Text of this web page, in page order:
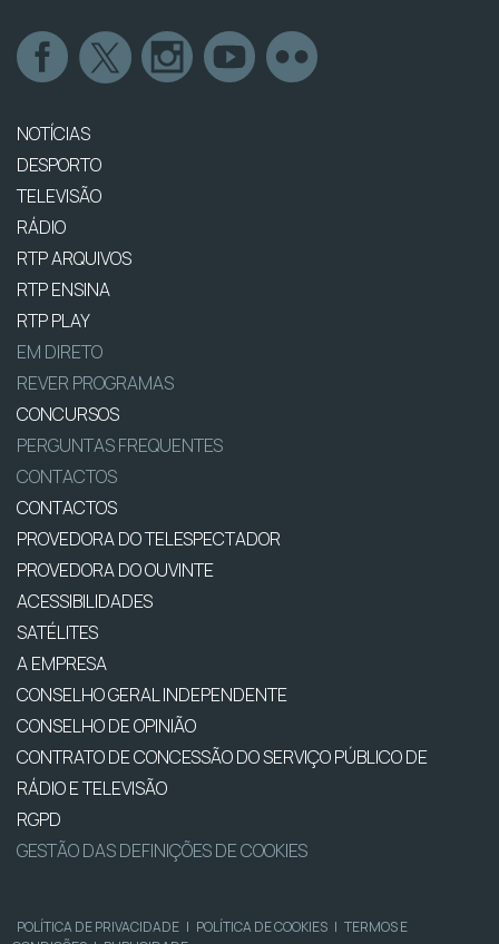
NOTÍCIAS
DESPORTO
TELEVISÃO
RÁDIO
RTP ARQUIVOS
RTP ENSINA
RTP PLAY
EM DIRETO
REVER PROGRAMAS
CONCURSOS
PERGUNTAS FREQUENTES
CONTACTOS
CONTACTOS
PROVEDORA DO TELESPECTADOR
PROVEDORA DO OUVINTE
ACESSIBILIDADES
SATÉLITES
A EMPRESA
CONSELHO GERAL INDEPENDENTE
CONSELHO DE OPINIÃO
CONTRATO DE CONCESSÃO DO SERVIÇO PÚBLICO DE
RÁDIO E TELEVISÃO
RGPD
GESTÃO DAS DEFINIÇÕES DE COOKIES
POLÍTICA DE PRIVACIDADE | POLÍTICA DE COOKIES | TERMOS E